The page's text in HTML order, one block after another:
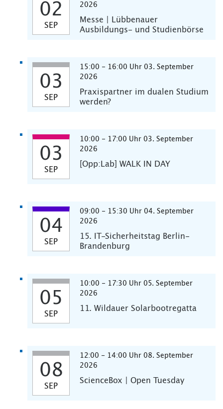
02
SEP
2026
Messe | Lübbenauer
Ausbildungs- und Studienbörse
03
SEP
15:00 - 16:00 Uhr 03. September
2026
Praxispartner im dualen Studium
werden?
03
SEP
10:00 - 17:00 Uhr 03. September
2026
[Opp:Lab] WALK IN DAY
04
SEP
09:00 - 15:30 Uhr 04. September
2026
15. IT-Sicherheitstag Berlin-
Brandenburg
05
SEP
10:00 - 17:30 Uhr 05. September
2026
11. Wildauer Solarbootregatta
08
SEP
12:00 - 14:00 Uhr 08. September
2026
ScienceBox | Open Tuesday